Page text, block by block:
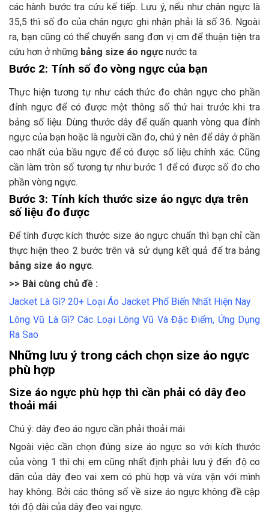
các hành bước tra cứu kế tiếp. Lưu ý, nếu như chân ngực là
35,5 thì số đo của chân ngực ghi nhận phải là số 36. Ngoài
ra, bạn cũng có thể chuyển sang đơn vị cm để thuận tiện tra
cứu hơn ở những bảng size áo ngực nước ta.
Bước 2: Tính số đo vòng ngực của bạn
Thực hiện tương tự như cách thức đo chân ngực cho phần
đỉnh ngực để có được một thông số thứ hai trước khi tra
bảng số liệu. Dùng thước dây để quấn quanh vòng qua đỉnh
ngực của bạn hoặc là người cần đo, chú ý nên để dây ở phần
cao nhất của bầu ngực để có được số liệu chính xác. Cũng
cần làm tròn số tương tự như bước 1 để có được số đo cho
phần vòng ngực.
Bước 3: Tính kích thước size áo ngực dựa trên
số liệu đo được
Để tính được kích thước size áo ngực chuẩn thì bạn chỉ cần
thực hiện theo 2 bước trên và sử dụng kết quả để tra bảng
bảng size áo ngực.
>> Bài cùng chủ đề :
Jacket Là Gì? 20+ Loại Áo Jacket Phổ Biến Nhất Hiện Nay
Lông Vũ Là Gì? Các Loại Lông Vũ Và Đặc Điểm, Ứng Dụng
Ra Sao
Những lưu ý trong cách chọn size áo ngực
phù hợp
Size áo ngực phù hợp thì cần phải có dây đeo
thoải mái
Chú ý: dây đeo áo ngực cần phải thoải mái
Ngoài việc cần chọn đúng size áo ngực so với kích thước
của vòng 1 thì chị em cũng nhất định phải lưu ý đến độ co
dãn của dây đeo vai xem có phù hợp và vừa vặn với mình
hay không. Bởi các thông số về size áo ngực không đề cập
tới độ dài của dây đeo vai ngực.